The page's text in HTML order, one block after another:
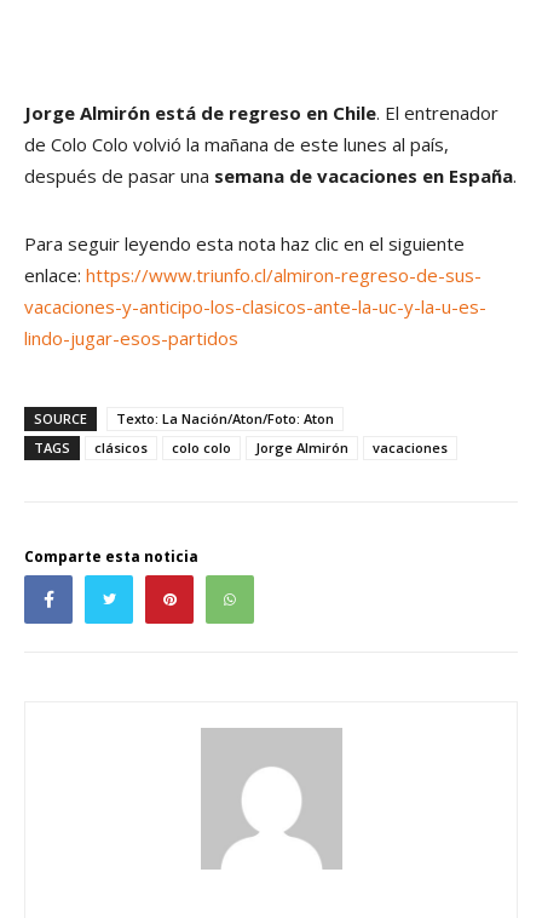
Jorge Almirón está de regreso en Chile. El entrenador
de Colo Colo volvió la mañana de este lunes al país,
después de pasar una semana de vacaciones en España.
Para seguir leyendo esta nota haz clic en el siguiente
enlace: https://www.triunfo.cl/almiron-regreso-de-sus-
vacaciones-y-anticipo-los-clasicos-ante-la-uc-y-la-u-es-
lindo-jugar-esos-partidos
SOURCE
Texto: La Nación/Aton/Foto: Aton
TAGS
clásicos colo colo Jorge Almirón vacaciones
Comparte esta noticia